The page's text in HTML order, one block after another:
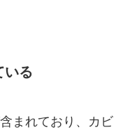
る
まれており、カビ